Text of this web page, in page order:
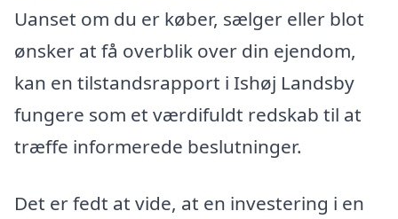
Uanset om du er køber, sælger eller blot
ønsker at få overblik over din ejendom,
kan en tilstandsrapport i Ishøj Landsby
fungere som et værdifuldt redskab til at
træffe informerede beslutninger.
Det er fedt at vide, at en investering i en